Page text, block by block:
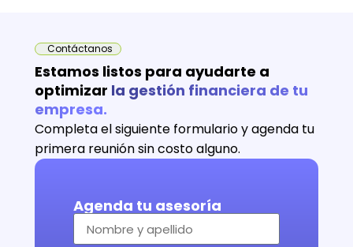
Contáctanos
Estamos listos para ayudarte a
optimizar la gestión financiera de tu
empresa.
Completa el siguiente formulario y agenda tu
primera reunión sin costo alguno.
Agenda tu asesoría